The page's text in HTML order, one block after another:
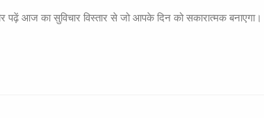
आज का सुविचार विस्तार से जो आपके दिन को सकारात्मक बनाएगा।